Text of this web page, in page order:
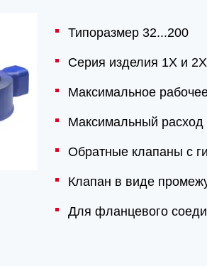
Типоразмер 32...200
Серия изделия 1X и 2X
Максимальное
Максимальный
Обратные клапаны с
Клапан в виде
Для фланцевого